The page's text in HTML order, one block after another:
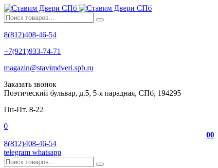
8(812)408-46-54
+7(921)933-74-71
magazin@stavimdveri.spb.ru
Заказать звонок
Поэтический бульвар, д.5, 5-я парадная, СПб, 194295
Пн-Пт. 8-22
0
00
8(812)408-46-54
telegram whatsapp